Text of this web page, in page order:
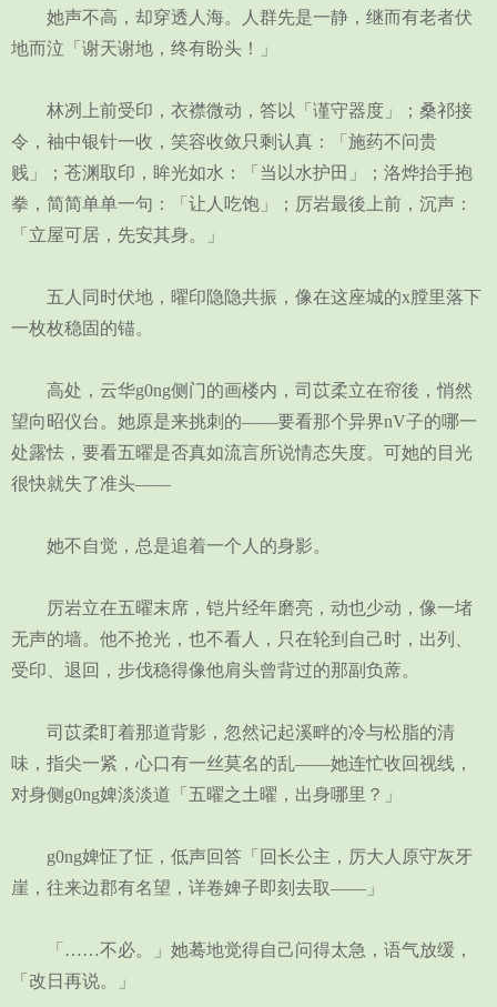
她声不高，却穿透人海。人群先是一静，继而有老者伏
地而泣「谢天谢地，终有盼头！」
林冽上前受印，衣襟微动，答以「谨守器度」；桑祁接
令，袖中银针一收，笑容收敛只剩认真：「施药不问贵
贱」；苍渊取印，眸光如水：「当以水护田」；洛烨抬手抱
拳，简简单单一句：「让人吃饱」；厉岩最後上前，沉声：
「立屋可居，先安其身。」
五人同时伏地，曜印隐隐共振，像在这座城的x膛里落下
一枚枚稳固的锚。
高处，云华g0ng侧门的画楼内，司苡柔立在帘後，悄然
望向昭仪台。她原是来挑刺的——要看那个异界nV子的哪一
处露怯，要看五曜是否真如流言所说情态失度。可她的目光
很快就失了准头——
她不自觉，总是追着一个人的身影。
厉岩立在五曜末席，铠片经年磨亮，动也少动，像一堵
无声的墙。他不抢光，也不看人，只在轮到自己时，出列、
受印、退回，步伐稳得像他肩头曾背过的那副负蓆。
司苡柔盯着那道背影，忽然记起溪畔的冷与松脂的清
味，指尖一紧，心口有一丝莫名的乱——她连忙收回视线，
对身侧g0ng婢淡淡道「五曜之土曜，出身哪里？」
g0ng婢怔了怔，低声回答「回长公主，厉大人原守灰牙
崖，往来边郡有名望，详卷婢子即刻去取——」
「……不必。」她蓦地觉得自己问得太急，语气放缓，
「改日再说。」